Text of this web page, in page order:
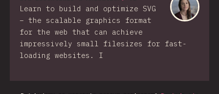
Learn to build and optimize SVG
– the scalable graphics format
for the web that can achieve
impressively small filesizes for fast-
loading websites. I